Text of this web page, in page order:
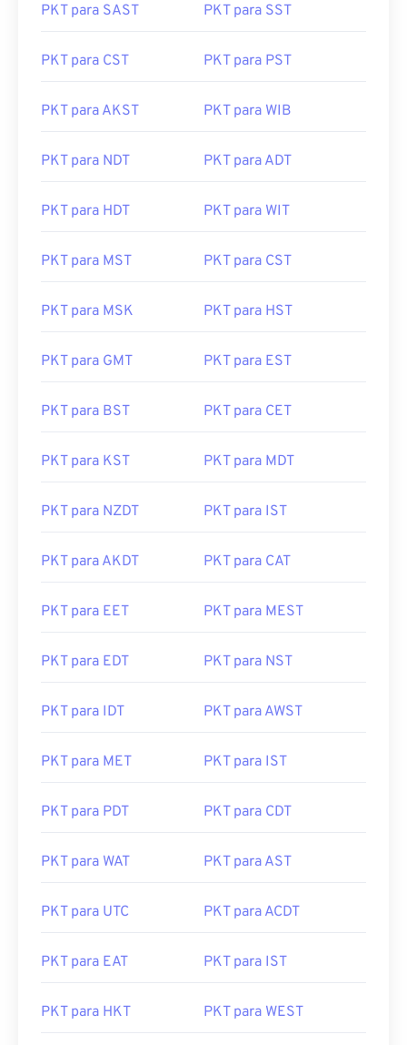
PKT para SAST PKT para SST
PKT para CST PKT para PST
PKT para AKST PKT para WIB
PKT para NDT PKT para ADT
PKT para HDT PKT para WIT
PKT para MST PKT para CST
PKT para MSK PKT para HST
PKT para GMT PKT para EST
PKT para BST PKT para CET
PKT para KST PKT para MDT
PKT para NZDT PKT para IST
PKT para AKDT PKT para CAT
PKT para EET PKT para MEST
PKT para EDT PKT para NST
PKT para IDT PKT para AWST
PKT para MET PKT para IST
PKT para PDT PKT para CDT
PKT para WAT PKT para AST
PKT para UTC PKT para ACDT
PKT para EAT PKT para IST
PKT para HKT PKT para WEST